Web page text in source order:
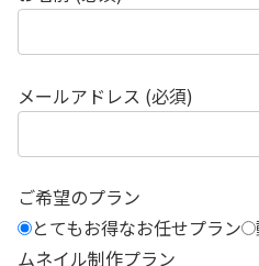
メールアドレス (必須)
ご希望のプラン
とてもお得なお任せプラン
ムネイル制作プラン